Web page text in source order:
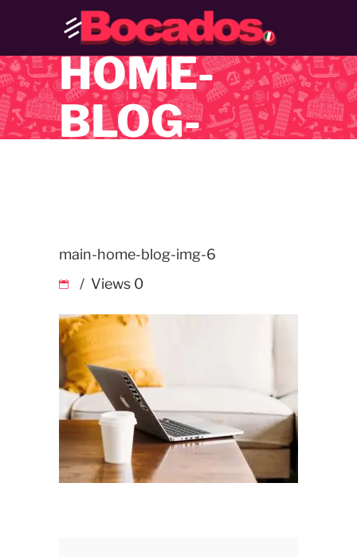
MAIN-
HOME-
BLOG-
main-home-blog-img-6
Views 0